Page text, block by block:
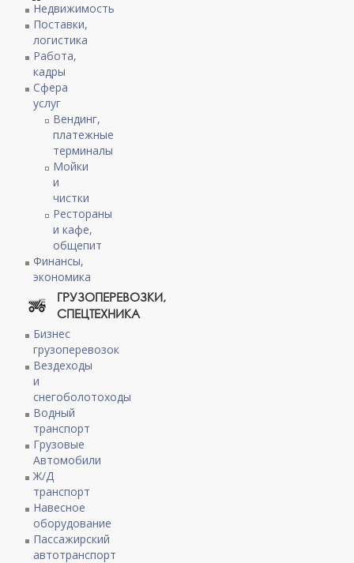
Недвижимость
Поставки,
логистика
Работа,
кадры
Сфера
услуг
Вендинг,
платежные
терминалы
Мойки
и
чистки
Рестораны
и кафе,
общепит
Финансы,
экономика
ГРУЗОПЕРЕВОЗКИ,
СПЕЦТЕХНИКА
Бизнес
грузоперевозок
Вездеходы
и
снегоболотоходы
Водный
транспорт
Грузовые
Автомобили
Ж/Д
транспорт
Навесное
оборудование
Пассажирский
автотранспорт